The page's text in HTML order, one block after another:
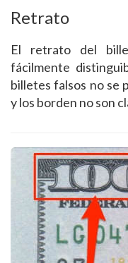
Retrato
El retrato del
fácilmente
billetes falsos no se
y los borden no son